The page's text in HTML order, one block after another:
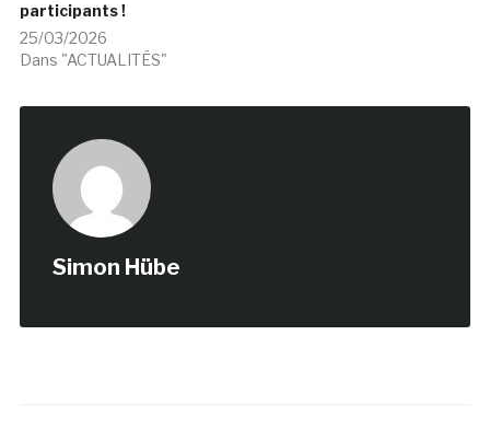
participants !
25/03/2026
Dans "ACTUALITÉS"
Simon Hübe